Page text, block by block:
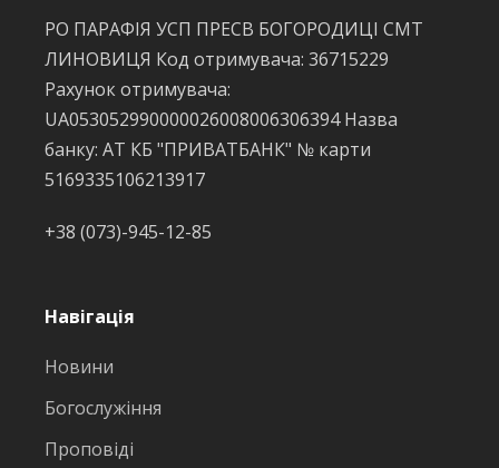
РО ПАРАФІЯ УСП ПРЕСВ БОГОРОДИЦІ СМТ
ЛИНОВИЦЯ Код отримувача: 36715229
Рахунок отримувача:
UA053052990000026008006306394 Назва
банку: АТ КБ "ПРИВАТБАНК" № карти
5169335106213917
+38 (073)-945-12-85
Навігація
Новини
Богослужіння
Проповіді